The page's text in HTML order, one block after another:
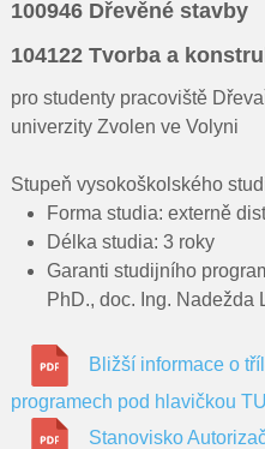
Pro
Pro
100946 Dřevěné stavby
104122 Tvorba a
pro studenty pracoviště
univerzity Zvolen ve Volyni
Stupeň vysokoškolského
Forma studia: externě
Délka studia: 3 roky
Garanti studijního
PhD., doc. Ing. Nadežda
Bližší informace o
programech pod hlavičkou
Stanovisko